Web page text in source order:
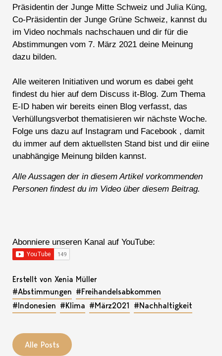
Präsidentin der Junge Mitte Schweiz und Julia Küng,
Co-Präsidentin der Junge Grüne Schweiz, kannst du
im Video nochmals nachschauen und dir für die
Abstimmungen vom 7. März 2021 deine Meinung
dazu bilden.
Alle weiteren Initiativen und worum es dabei geht
findest du hier auf dem Discuss it-Blog. Zum Thema
E-ID haben wir bereits einen Blog verfasst, das
Verhüllungsverbot thematisieren wir nächste Woche.
Folge uns dazu auf Instagram und Facebook , damit
du immer auf dem aktuellsten Stand bist und dir eiine
unabhängige Meinung bilden kannst.
Alle Aussagen der in diesem Artikel vorkommenden
Personen findest du im Video über diesem Beitrag.
Abonniere unseren Kanal auf YouTube:
Erstellt von Xenia Müller
#Abstimmungen #Freihandelsabkommen
#Indonesien #Klima #März2021 #Nachhaltigkeit
Alle Posts